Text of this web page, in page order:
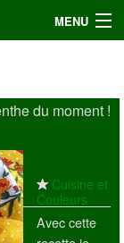
MENU
du moment !
Cuisine et
Couleurs
Avec cette